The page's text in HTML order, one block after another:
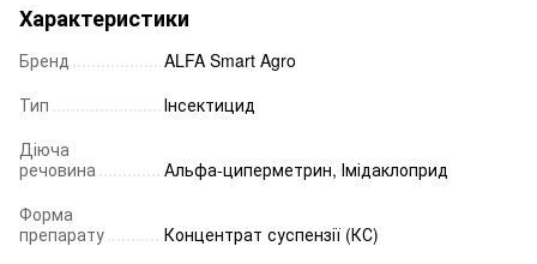
Характеристики
Бренд
ALFA Smart Agro
Тип
Інсектицид
Діюча
речовина
Альфа-циперметрин, Імідаклоприд
Форма
препарату
Концентрат суспензії (КС)